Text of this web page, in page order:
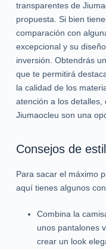
transparentes de
propuesta. Si bien
comparación con
excepcional y su
inversión. Obtendrás
que te permitirá
la calidad de los
atención a los
Jiumaocleu son una
Consejos de
Para sacar el máximo
aquí tienes algunos
Combina la
unos pantalones
crear un look